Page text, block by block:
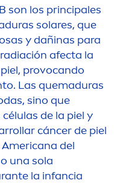
son los principales
solares, que
y dañinas para
afecta la
provocando
Las quemaduras
sino que
de la piel y
cáncer de piel
del
una sola
la infancia